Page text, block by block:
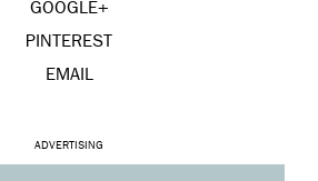
GOOGLE+
PINTEREST
EMAIL
ADVERTISING